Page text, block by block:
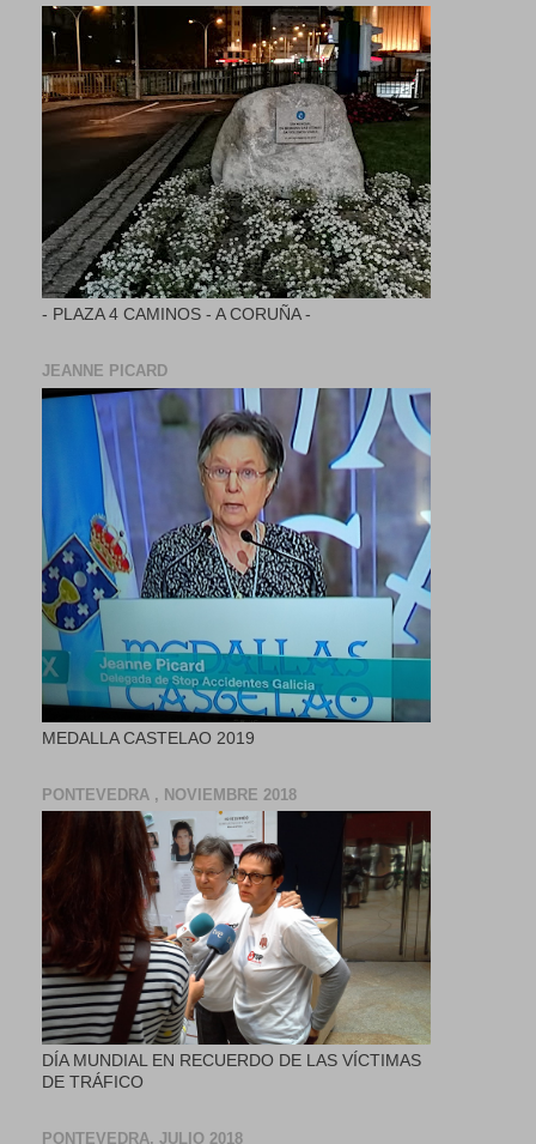
- PLAZA 4 CAMINOS - A CORUÑA -
JEANNE PICARD
MEDALLA CASTELAO 2019
PONTEVEDRA , NOVIEMBRE 2018
DÍA MUNDIAL EN RECUERDO DE LAS VÍCTIMAS
DE TRÁFICO
PONTEVEDRA, JULIO 2018